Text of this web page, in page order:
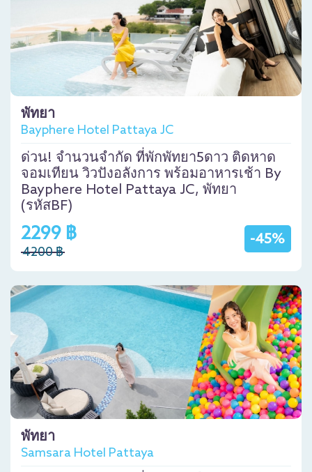
พัทยา
Bayphere Hotel Pattaya JC
ด่วน! จำนวนจำกัด ที่พักพัทยา5ดาว ติดหาด
จอมเทียน วิวปังอลังการ พร้อมอาหารเช้า By
Bayphere Hotel Pattaya JC, พัทยา
(รหัสBF)
-45%
2299 ฿
4200 ฿
พัทยา
Samsara Hotel Pattaya